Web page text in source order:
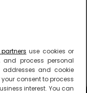
use cookies or
and process personal
and cookie
consent to process
interest. You can